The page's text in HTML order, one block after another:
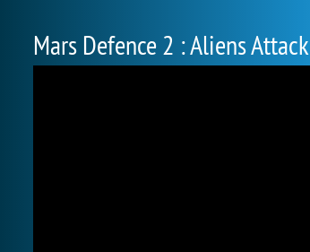
Mars Defence 2 : Aliens Attack